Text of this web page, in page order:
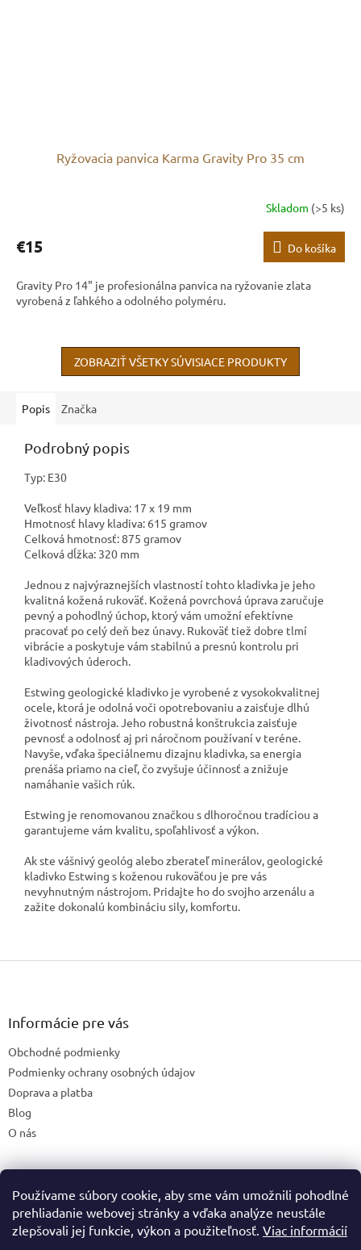
Používame súbory cookie, aby sme vám umožnili pohodlné
prehliadanie webovej stránky a vďaka analýze neustále
zlepšovali jej funkcie, výkon a použiteľnosť. Viac informácií
Ryžovacia panvica Karma Gravity Pro 35 cm
Skladom (>5 ks)
€15 Do košíka
Gravity Pro 14" je profesionálna panvica na ryžovanie zlata
vyrobená z ľahkého a odolného polyméru.
ZOBRAZIŤ VŠETKY SÚVISIACE PRODUKTY
Popis Značka
Podrobný popis
Typ: E30
Veľkosť hlavy kladiva: 17 x 19 mm
Hmotnosť hlavy kladiva: 615 gramov
Celková hmotnosť: 875 gramov
Celková dĺžka: 320 mm
Jednou z najvýraznejších vlastností tohto kladivka je jeho
kvalitná kožená rukoväť. Kožená povrchová úprava zaručuje
pevný a pohodlný úchop, ktorý vám umožní efektívne
pracovať po celý deň bez únavy. Rukoväť tiež dobre tlmí
vibrácie a poskytuje vám stabilnú a presnú kontrolu pri
kladivových úderoch.
Estwing geologické kladivko je vyrobené z vysokokvalitnej
ocele, ktorá je odolná voči opotrebovaniu a zaisťuje dlhú
životnosť nástroja. Jeho robustná konštrukcia zaisťuje
pevnosť a odolnosť aj pri náročnom používaní v teréne.
Navyše, vďaka špeciálnemu dizajnu kladivka, sa energia
prenáša priamo na cieľ, čo zvyšuje účinnosť a znižuje
namáhanie vašich rúk.
Estwing je renomovanou značkou s dlhoročnou tradíciou a
garantujeme vám kvalitu, spoľahlivosť a výkon.
Ak ste vášnivý geológ alebo zberateľ minerálov, geologické
kladivko Estwing s koženou rukoväťou je pre vás
nevyhnutným nástrojom. Pridajte ho do svojho arzenálu a
zažite dokonalú kombináciu sily, komfortu.
Z
Informácie pre vás
Obchodné podmienky
Podmienky ochrany osobných údajov
Doprava a platba
Blog
O nás
České stránky